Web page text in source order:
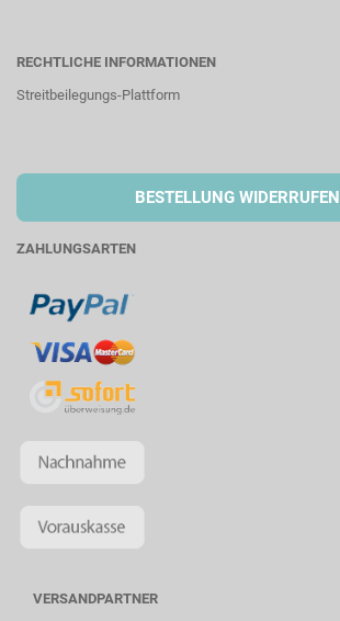
RECHTLICHE INFORMATIONEN
Streitbeilegungs-Plattform
BESTELLUNG WIDERRUFEN
ZAHLUNGSARTEN
VERSANDPARTNER